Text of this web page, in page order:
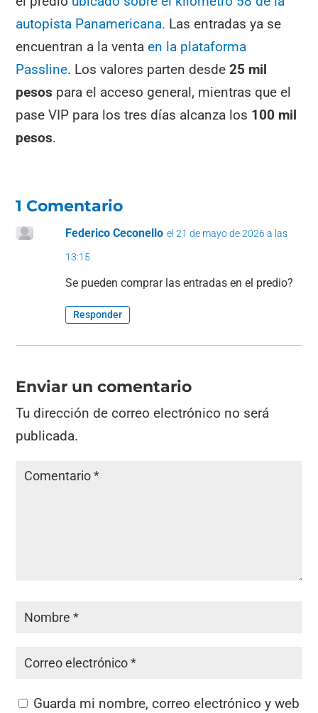
autopista Panamericana. Las entradas ya se
encuentran a la ventaen la plataforma
Passline. Los valores parten desde25 mil
pesos para el acceso general, mientras que el
pase VIP para los tres días alcanza los 100 mil
pesos.
1 Comentario
Federico Ceconello el 21 de mayo de 2026 a las
13:15
Se pueden comprar las entradas en el predio?
Responder
Enviar un comentario
Tu dirección de correo electrónico no será
publicada.
Guarda mi nombre, correo electrónico y web